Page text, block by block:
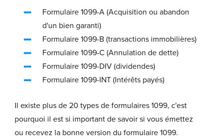
Formulaire 1099-A (Acquisition ou abandon
d'un bien garanti)
Formulaire 1099-B (transactions immobilières)
Formulaire 1099-C (Annulation de dette)
Formulaire 1099-DIV (dividendes)
Formulaire 1099-INT (Intérêts payés)
Il existe plus de 20 types de formulaires 1099, c'est
pourquoi il est si important de savoir si vous émettez
ou recevez la bonne version du formulaire 1099.